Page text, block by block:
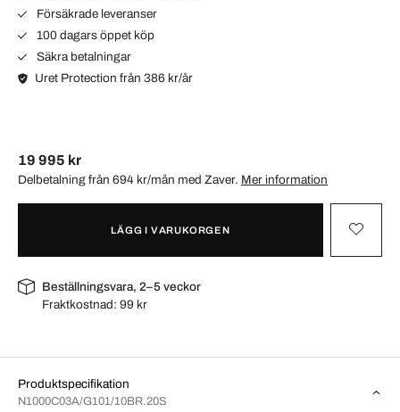
Försäkrade leveranser
100 dagars öppet köp
Säkra betalningar
Uret Protection från 386 kr/år
19 995 kr
Delbetalning från 694 kr/mån med Zaver. Mer information
LÄGG I VARUKORGEN
Beställningsvara, 2–5 veckor
Fraktkostnad:99 kr
Produktspecifikation
N1000C03A/G101/10BR.20S